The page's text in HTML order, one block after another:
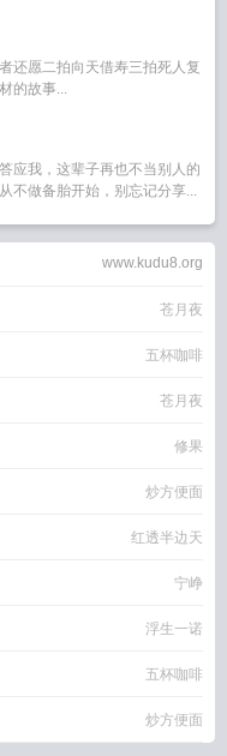
还愿二拍向天借寿三拍死人复
的故事...
应我，这辈子再也不当别人的
不做备胎开始，别忘记分享...
www.kudu8.org
苍月夜
五杯咖啡
苍月夜
修果
炒方便面
红透半边天
宁峥
浮生一诺
五杯咖啡
炒方便面